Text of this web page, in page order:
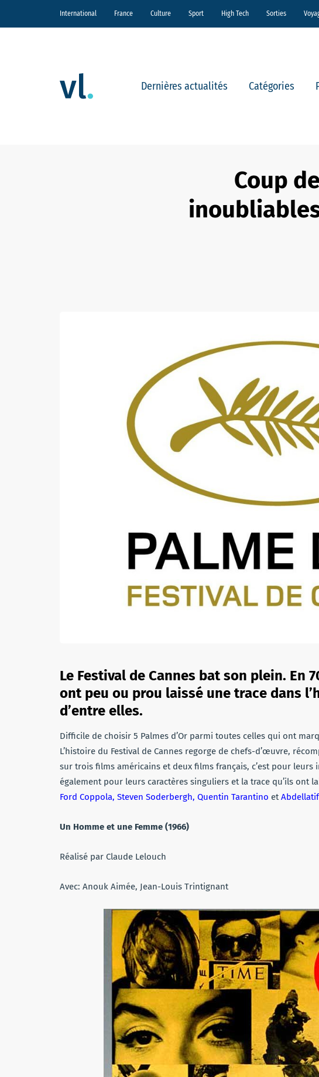
International France Culture Sport High Tech Sorties
Dernières actualités Catégories
Coup
inoubliables
Le Festival de Cannes bat son plein. En
ont peu ou prou laissé une trace dans
d’entre elles.
Difficile de choisir 5 Palmes d’Or parmi toutes celles qui ont
L’histoire du Festival de Cannes regorge de chefs-d’œuvre,
sur trois films américains et deux films français, c’est pour
également pour leurs caractères singuliers et la trace qu’ils ont
Ford Coppola, Steven Soderbergh, Quentin Tarantino et
Un Homme et une Femme (1966)
Réalisé par Claude Lelouch
Avec: Anouk Aimée, Jean-Louis Trintignant